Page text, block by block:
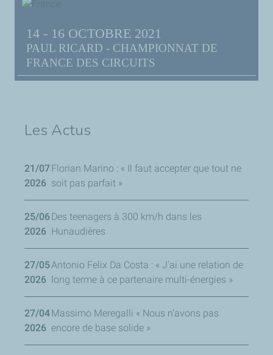
14 - 16 OCTOBRE 2021
PAUL RICARD - CHAMPIONNAT DE
FRANCE DES CIRCUITS
Les Actus
21/07
2026
Florian Marino : « Il faut accepter que tout ne
soit pas parfait »
25/06
2026
Des teenagers à 300 km/h dans les
Hunaudières
27/05
2026
Antonio Felix Da Costa : « J'ai une relation de
long terme à ce partenaire multi-énergies »
27/04
2026
Massimo Meregalli « Nous n’avons pas
encore de base solide »